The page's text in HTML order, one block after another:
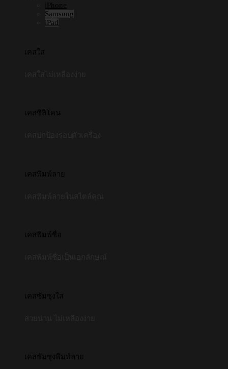
iPhone
Samsung
iPad
เคสใส
เคสซิลิโคน
เคสพิมพ์ลาย
เคสพิมพ์ชื่อ
เคสซัมซุงใส
เคสซัมซุงพิมพ์ลาย